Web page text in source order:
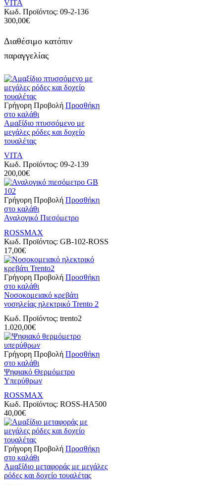
VITA
Κωδ. Προϊόντος: 09-2-136
300,00€
Διαθέσιμο κατόπιν
παραγγελίας
Γρήγορη Προβολή Προσθήκη
στο καλάθι
Αμαξίδιο πτυσσόμενο με
μεγάλες ρόδες και δοχείο
τουαλέτας
VITA
Κωδ. Προϊόντος: 09-2-139
200,00€
Γρήγορη Προβολή Προσθήκη
στο καλάθι
Αναλογικό Πιεσόμετρο
ROSSMAX
Κωδ. Προϊόντος: GB-102-ROSS
17,00€
Γρήγορη Προβολή Προσθήκη
στο καλάθι
Νοσοκομειακό κρεβάτι
νοσηλείας ηλεκτρικό Trento 2
Κωδ. Προϊόντος: trento2
1.020,00€
Γρήγορη Προβολή Προσθήκη
στο καλάθι
Ψηφιακό Θερμόμετρο
Υπερύθρων
ROSSMAX
Κωδ. Προϊόντος: ROSS-HA500
40,00€
Γρήγορη Προβολή Προσθήκη
στο καλάθι
Αμαξίδιο μεταφοράς με μεγάλες
ρόδες και δοχείο τουαλέτας